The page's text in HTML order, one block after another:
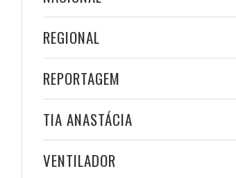
REGIONAL
REPORTAGEM
TIA ANASTÁCIA
VENTILADOR